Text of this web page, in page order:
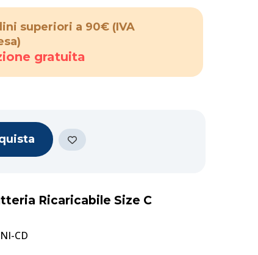
superiori a 90€ (IVA
gratuita
Ricaricabile Size C
CD